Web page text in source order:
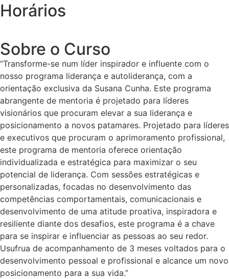
Horários
Sobre o Curso
“Transforme-se num líder inspirador e influente com o
nosso programa liderança e autoliderança, com a
orientação exclusiva da Susana Cunha. Este programa
abrangente de mentoria é projetado para líderes
visionários que procuram elevar a sua liderança e
posicionamento a novos patamares. Projetado para líderes
e executivos que procuram o aprimoramento profissional,
este programa de mentoria oferece orientação
individualizada e estratégica para maximizar o seu
potencial de liderança. Com sessões estratégicas e
personalizadas, focadas no desenvolvimento das
competências comportamentais, comunicacionais e
desenvolvimento de uma atitude proativa, inspiradora e
resiliente diante dos desafios, este programa é a chave
para se inspirar e influenciar as pessoas ao seu redor.
Usufrua de acompanhamento de 3 meses voltados para o
desenvolvimento pessoal e profissional e alcance um novo
posicionamento para a sua vida.”